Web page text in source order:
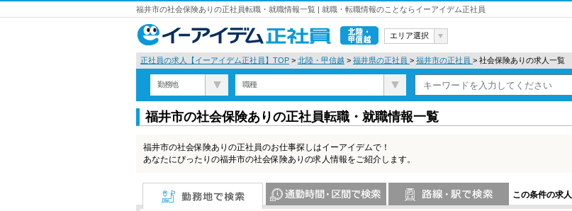
福井市の社会保険ありの正社員転職・就職情報一覧 | 就職・転職情報のことならイーアイデム正社員
北陸・甲信
越
エリア選択
正社員の求人【イーアイデム正社員】TOP > 北陸・甲信越 > 福井県の正社員 > 福井市の正社員 > 社会保険ありの求人一覧
勤務地 職種
福井市の社会保険ありの正社員転職・就職情報一覧
福井市の社会保険ありの正社員のお仕事探しはイーアイデムで！
あなたにぴったりの福井市の社会保険ありの求人情報をご紹介します。
この条件の求人